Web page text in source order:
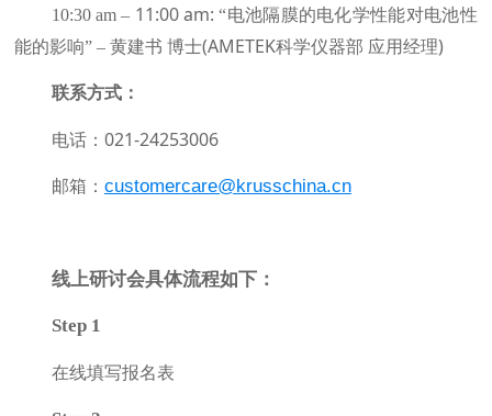
10:30 am– 11:00 am:“电池隔膜的电化学性能对电池性
能的影响” – 黄建书 博士(AMETEK科学仪器部 应用经理)
联系方式：
电话： 021-24253006
邮箱： customercare@krusschina.cn
线上研讨会具体流程如下：
Step 1
在线填写报名表